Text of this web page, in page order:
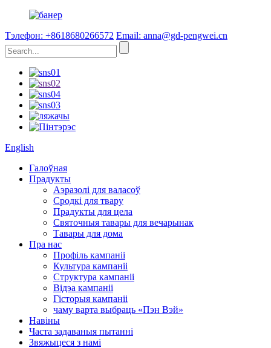
Тэлефон: +8618680266572 Email: anna@gd-pengwei.cn
English
Галоўная
Прадукты
Аэразолі для валасоў
Сродкі для твару
Прадукты для цела
Святочныя тавары для вечарынак
Тавары для дома
Пра нас
Профіль кампаніі
Культура кампаніі
Структура кампаніі
Відэа кампаніі
Гісторыя кампаніі
чаму варта выбраць «Пэн Вэй»
Навіны
Часта задаваныя пытанні
Звяжыцеся з намі